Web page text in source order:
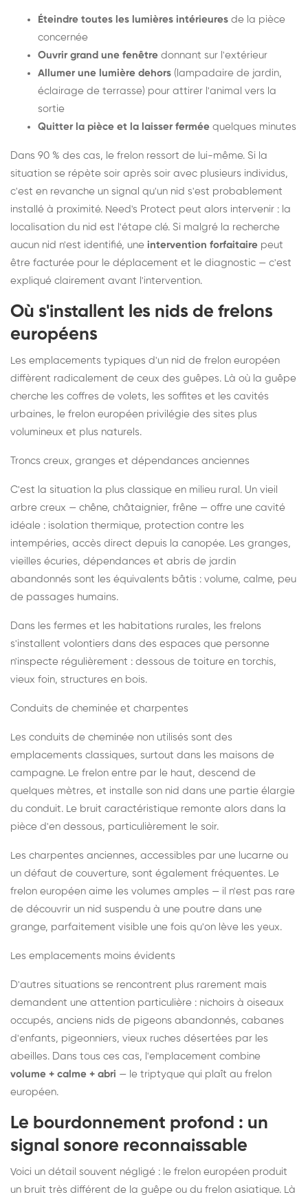
Éteindre toutes les lumières intérieures de la pièce
concernée
Ouvrir grand une fenêtre donnant sur l'extérieur
Allumer une lumière dehors (lampadaire de jardin,
éclairage de terrasse) pour attirer l'animal vers la
sortie
Quitter la pièce et la laisser fermée quelques minutes
Dans 90 % des cas, le frelon ressort de lui-même. Si la
situation se répète soir après soir avec plusieurs individus,
c'est en revanche un signal qu'un nid s'est probablement
installé à proximité. Need's Protect peut alors intervenir : la
localisation du nid est l'étape clé. Si malgré la recherche
aucun nid n'est identifié, une intervention forfaitaire peut
être facturée pour le déplacement et le diagnostic — c'est
expliqué clairement avant l'intervention.
Où s'installent les nids de frelons
européens
Les emplacements typiques d'un nid de frelon européen
diffèrent radicalement de ceux des guêpes. Là où la guêpe
cherche les coffres de volets, les soffites et les cavités
urbaines, le frelon européen privilégie des sites plus
volumineux et plus naturels.
Troncs creux, granges et dépendances anciennes
C'est la situation la plus classique en milieu rural. Un vieil
arbre creux — chêne, châtaignier, frêne — offre une cavité
idéale : isolation thermique, protection contre les
intempéries, accès direct depuis la canopée. Les granges,
vieilles écuries, dépendances et abris de jardin
abandonnés sont les équivalents bâtis : volume, calme, peu
de passages humains.
Dans les fermes et les habitations rurales, les frelons
s'installent volontiers dans des espaces que personne
n'inspecte régulièrement : dessous de toiture en torchis,
vieux foin, structures en bois.
Conduits de cheminée et charpentes
Les conduits de cheminée non utilisés sont des
emplacements classiques, surtout dans les maisons de
campagne. Le frelon entre par le haut, descend de
quelques mètres, et installe son nid dans une partie élargie
du conduit. Le bruit caractéristique remonte alors dans la
pièce d'en dessous, particulièrement le soir.
Les charpentes anciennes, accessibles par une lucarne ou
un défaut de couverture, sont également fréquentes. Le
frelon européen aime les volumes amples — il n'est pas rare
de découvrir un nid suspendu à une poutre dans une
grange, parfaitement visible une fois qu'on lève les yeux.
Les emplacements moins évidents
D'autres situations se rencontrent plus rarement mais
demandent une attention particulière : nichoirs à oiseaux
occupés, anciens nids de pigeons abandonnés, cabanes
d'enfants, pigeonniers, vieux ruches désertées par les
abeilles. Dans tous ces cas, l'emplacement combine
volume + calme + abri — le triptyque qui plaît au frelon
européen.
Le bourdonnement profond : un
signal sonore reconnaissable
Voici un détail souvent négligé : le frelon européen produit
un bruit très différent de la guêpe ou du frelon asiatique. Là